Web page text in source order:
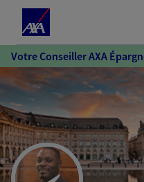
Votre Conseiller AXA